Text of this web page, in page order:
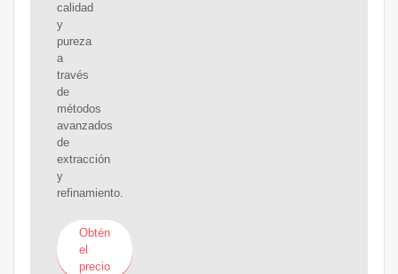
calidad
y
pureza
a
través
de
métodos
avanzados
de
extracción
y
refinamiento.
Obtén
el
precio